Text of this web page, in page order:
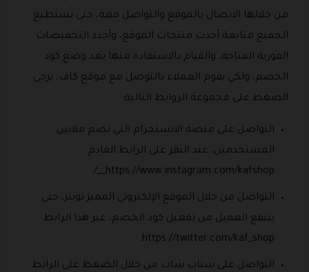
من خلالها الاتصال بالموقع والتواصل معه، حتى يستطيع
الجميع متابعة أحدث منتجات الموقع، وأجدد التخفيضات
الفورية المتاحة، والقيام بالاستفادة منها بعد وضع كود
الخصم، ولكي يقوم العملاء بالتوصل مع موقع كاف، يرجى
الضغط على مجموعة الروابط التالية:
التواصل على منصة الانستجرام التي تضم ملايين
المستخدمين، عند النقر على الرابط القادم
https://www.instagram.com/kafshop__/.
التواصل من خلال الموقع الإلكتروني المميز تويتر، حتى
ينتفع العميل من تفعيل كود الخصم، عبر هذا الرابط
https://twitter.com/kaf_shop.
التواصل على سناب شات من خلال الضغط على الرابط